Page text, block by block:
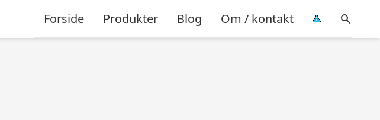
Forside Produkter Blog Om / kontakt